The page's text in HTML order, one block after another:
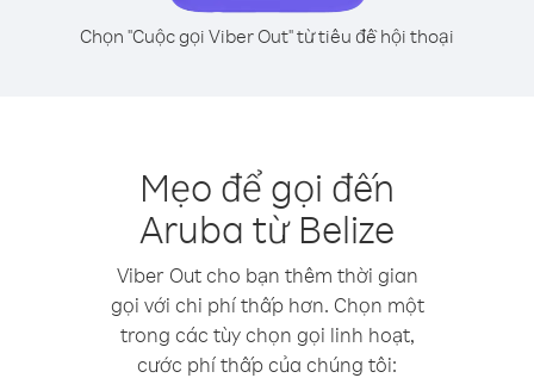
Chọn "Cuộc gọi Viber Out" từ tiêu đề hội thoại
Mẹo để gọi đến
Aruba từ Belize
Viber Out cho bạn thêm thời gian
gọi với chi phí thấp hơn. Chọn một
trong các tùy chọn gọi linh hoạt,
cước phí thấp của chúng tôi: